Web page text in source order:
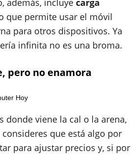
que permite usar el móvil
para otros dispositivos. Ya
infinita no es una broma.
pero no enamora
Hoy
donde viene la cal o la arena,
que está algo por
para ajustar precios y, si por